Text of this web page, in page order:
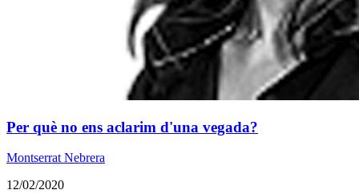
​Per què no ens aclarim d'una vegada?
Montserrat Nebrera
12/02/2020